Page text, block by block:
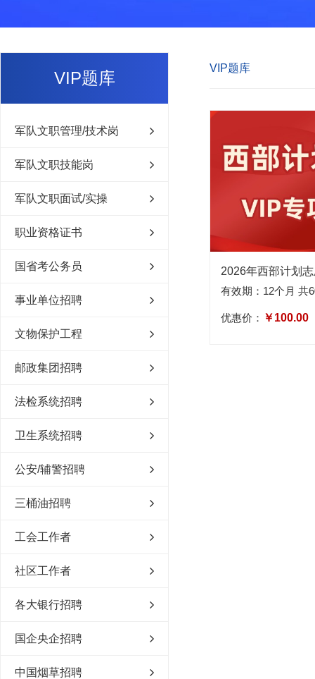
VIP题库
军队文职管理/技术岗
军队文职技能岗
军队文职面试/实操
职业资格证书
国省考公务员
事业单位招聘
文物保护工程
邮政集团招聘
法检系统招聘
卫生系统招聘
公安/辅警招聘
三桶油招聘
工会工作者
社区工作者
各大银行招聘
国企央企招聘
中国烟草招聘
VIP题库
2026年西部计划
有效期：12个月 共
优惠价： ￥100.00